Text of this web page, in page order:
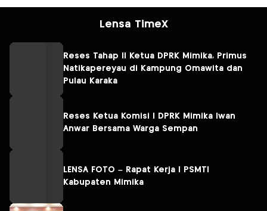
Lensa TimeX
Reses Tahap II Ketua DPRK Mimika, Primus
Natikapereyau di Kampung Omawita dan
Pulau Karaka
Reses Ketua Komisi I DPRK Mimika Iwan
Anwar Bersama Warga Sempan
LENSA FOTO – Rapat Kerja I PSMTI
Kabupaten Mimika